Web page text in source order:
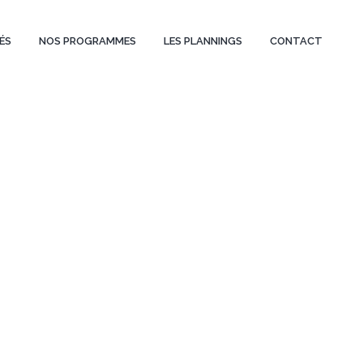
NOS PROGRAMMES LES PLANNINGS CONTACT